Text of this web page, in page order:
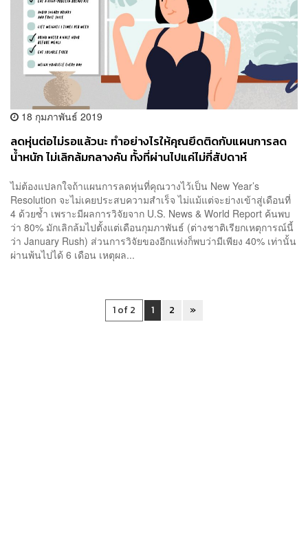
18 กุมภาพันธ์ 2019
ลดหุ่นต่อไม่รอแล้วนะ ทำอย่างไรให้คุณยึดติดกับแผนการลด
น้ำหนัก ไม่เลิกล้มกลางคัน ทั้งที่ผ่านไปแค่ไม่กี่สัปดาห์
ไม่ต้องแปลกใจถ้าแผนการลดหุ่นที่คุณวางไว้เป็น New Year’s
Resolution จะไม่เคยประสบความสำเร็จ ไม่แม้แต่จะย่างเข้าสู่เดือนที่
4 ด้วยซ้ำ เพราะมีผลการวิจัยจาก U.S. News & World Report ค้นพบ
ว่า 80% มักเลิกล้มไปตั้งแต่เดือนกุมภาพันธ์ (ต่างชาติเรียกเหตุการณ์นี้
ว่า January Rush) ส่วนการวิจัยของอีกแห่งก็พบว่ามีเพียง 40% เท่านั้น
ผ่านพ้นไปได้ 6 เดือน เหตุผล...
1 of 2 1 2 »